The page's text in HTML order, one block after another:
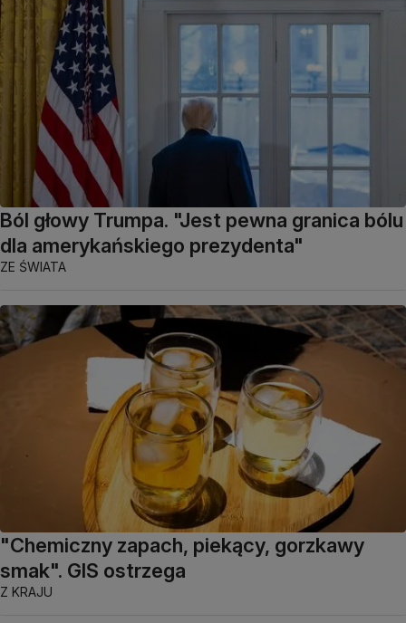
Ból głowy Trumpa. "Jest pewna granica bólu
dla amerykańskiego prezydenta"
ZE ŚWIATA
"Chemiczny zapach, piekący, gorzkawy
smak". GIS ostrzega
Z KRAJU